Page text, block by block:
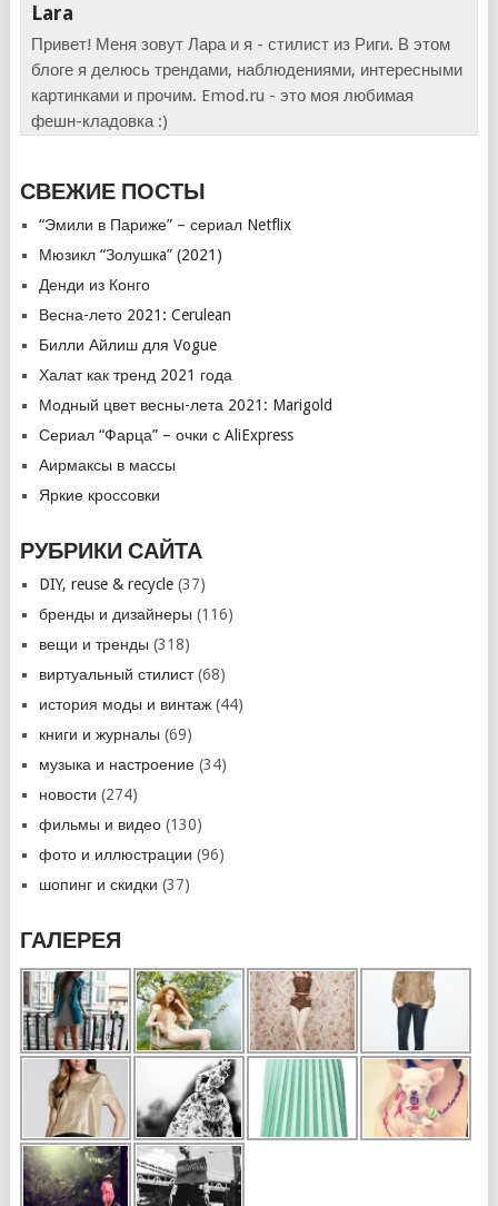
Lara
Привет! Меня зовут Лара и я - стилист из Риги. В этом
блоге я делюсь трендами, наблюдениями, интересными
картинками и прочим. Emod.ru - это моя любимая
фешн-кладовка :)
СВЕЖИЕ ПОСТЫ
“Эмили в Париже” – сериал Netflix
Мюзикл “Золушкa” (2021)
Денди из Конго
Весна-лето 2021: Cerulean
Билли Айлиш для Vogue
Халат как тренд 2021 года
Модный цвет весны-лета 2021: Marigold
Сериал “Фарца” – очки с AliExpress
Аирмаксы в массы
Яркие кроссовки
РУБРИКИ САЙТА
DIY, reuse & recycle(37)
бренды и дизайнеры (116)
вещи и тренды (318)
виртуальный стилист(68)
история моды и винтаж(44)
книги и журналы (69)
музыка и настроение(34)
новости (274)
фильмы и видео(130)
фото и иллюстрации (96)
шопинг и скидки (37)
ГАЛЕРЕЯ